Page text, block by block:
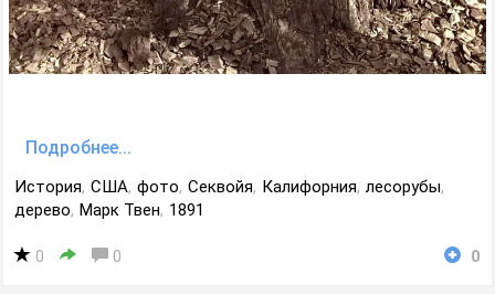
Подробнее...
История, США, фото, Секвойя, Калифорния, лесорубы,
дерево, Марк Твен, 1891
0 0 0